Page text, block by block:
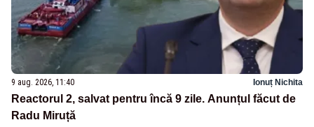
9 aug. 2026, 11:40 Ionuț Nichita
Reactorul 2, salvat pentru încă 9 zile. Anunțul făcut de
Radu Miruță